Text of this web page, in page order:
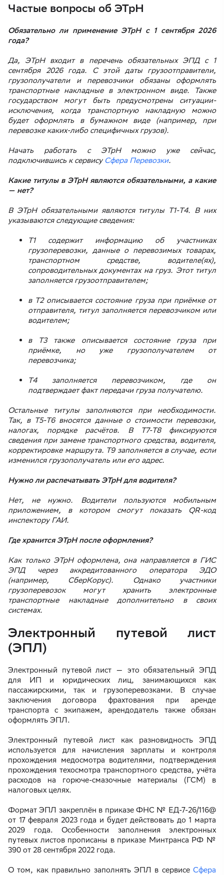
Частые вопросы об ЭТрН
Обязательно ли применение ЭТрН с 1 сентября 2026
года?
Да, ЭТрН входит в перечень обязательных ЭПД с 1
сентября 2026 года. С этой даты грузоотправители,
грузополучатели и перевозчики обязаны оформлять
транспортные накладные в электронном виде. Также
государством могут быть предусмотрены ситуации-
исключения, когда транспортную накладную можно
будет оформлять в бумажном виде (например, при
перевозке каких-либо специфичных грузов).
Начать работать с ЭТрН можно уже сейчас,
подключившись к сервису Сфера Перевозки.
Какие титулы в ЭТрН являются обязательными, а какие
— нет?
В ЭТрН обязательными являются титулы Т1-Т4. В них
указываются следующие сведения:
Т1 содержит информацию об участниках
грузоперевозки, данные о перевозимых товарах,
транспортном средстве, водителе(ях),
сопроводительных документах на груз. Этот титул
заполняется грузоотправителем;
в Т2 описывается состояние груза при приёмке от
отправителя, титул заполняется перевозчиком или
водителем;
в Т3 также описывается состояние груза при
приёмке, но уже грузополучателем от
перевозчика;
Т4 заполняется перевозчиком, где он
подтверждает факт передачи груза получателю.
Остальные титулы заполняются при необходимости.
Так, в Т5-Т6 вносятся данные о стоимости перевозки,
налогах, порядке расчётов. В Т7-Т8 фиксируются
сведения при замене транспортного средства, водителя,
корректировке маршрута. Т9 заполняется в случае, если
изменился грузополучатель или его адрес.
Нужно ли распечатывать ЭТрН для водителя?
Нет, не нужно. Водители пользуются мобильным
приложением, в котором смогут показать QR-код
инспектору ГАИ.
Где хранится ЭТрН после оформления?
Как только ЭТрН оформлена, она направляется в ГИС
ЭПД через аккредитованного оператора ЭДО
(например, СберКорус). Однако участники
грузоперевозок могут хранить электронные
транспортные накладные дополнительно в своих
системах.
Электронный путевой лист
(ЭПЛ)
Электронный путевой лист — это обязательный ЭПД
для ИП и юридических лиц, занимающихся как
пассажирскими, так и грузоперевозками. В случае
заключения договора фрахтования при аренде
транспорта с экипажем, арендодатель также обязан
оформлять ЭПЛ.
Электронный путевой лист как разновидность ЭПД
используется для начисления зарплаты и контроля
прохождения медосмотра водителями, подтверждения
прохождения техосмотра транспортного средства, учёта
расходов на горюче-смазочные материалы (ГСМ) в
налоговых целях.
Формат ЭПЛ закреплён в приказе ФНС № ЕД-7-26/116@
от 17 февраля 2023 года и будет действовать до 1 марта
2029 года. Особенности заполнения электронных
путевых листов прописаны в приказе Минтранса РФ №
390 от 28 сентября 2022 года.
О том, как правильно заполнять ЭПЛ в сервисе Сфера